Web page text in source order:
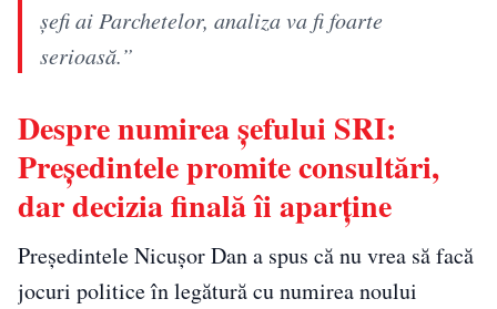
șefi ai Parchetelor, analiza va fi foarte
serioasă.”
Despre numirea șefului SRI:
Președintele promite consultări,
dar decizia finală îi aparține
Președintele Nicușor Dan a spus că nu vrea să facă
jocuri politice în legătură cu numirea noului